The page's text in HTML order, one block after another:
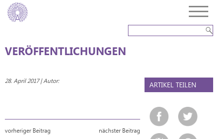
VERÖFFENTLICHUNGEN
28. April 2017 | Autor:
vorheriger Beitrag nächster Beitrag
ARTIKEL TEILEN